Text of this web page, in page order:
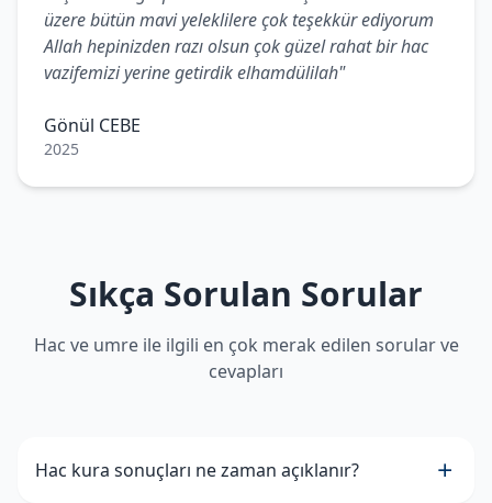
üzere bütün mavi yeleklilere çok teşekkür ediyorum
Allah hepinizden razı olsun çok güzel rahat bir hac
vazifemizi yerine getirdik elhamdülilah"
Gönül CEBE
2025
Sıkça Sorulan Sorular
Hac ve umre ile ilgili en çok merak edilen sorular ve
cevapları
Hac kura sonuçları ne zaman açıklanır?